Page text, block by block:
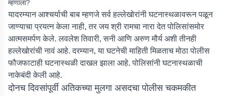
म्हणाला?
यादरम्यान आश्चर्याची बाब म्हणजे सर्व हल्लेखोरांनी घटनास्थळावरून पळून
जाण्याचा प्रयत्न केला नाही, तर जय श्री रामचा नारा देत पोलिसांसमोर
आत्मसमर्पण केले. लवलेश तिवारी, सनी आणि अरुण मौर्य अशी तीनही
हल्लेखोरांची नावं आहे. दरम्यान, या घटनेची माहिती मिळताच मोठा पोलीस
फौजफाटाही घटनास्थळी दाखल झाला आहे. पोलिसांनी घटनास्थळाची
नाकेबंदी केली आहे.
दोनच दिवसांपूर्वी अतिकच्या मुलगा असदचा पोलीस चकमकीत